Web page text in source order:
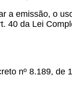
a emissão, o
40 da Lei
nº 8.189, de